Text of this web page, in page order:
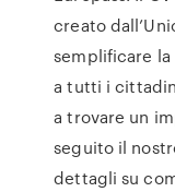
creato
semplificare
a tutti i
a trovare un
seguito il
dettagli su